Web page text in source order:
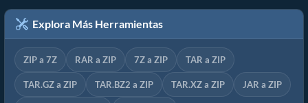
Explora Más Herramientas
ZIP a 7Z RAR a ZIP 7Z a ZIP TAR a ZIP
TAR.GZ a ZIP TAR.BZ2 a ZIP TAR.XZ a ZIP JAR a ZIP